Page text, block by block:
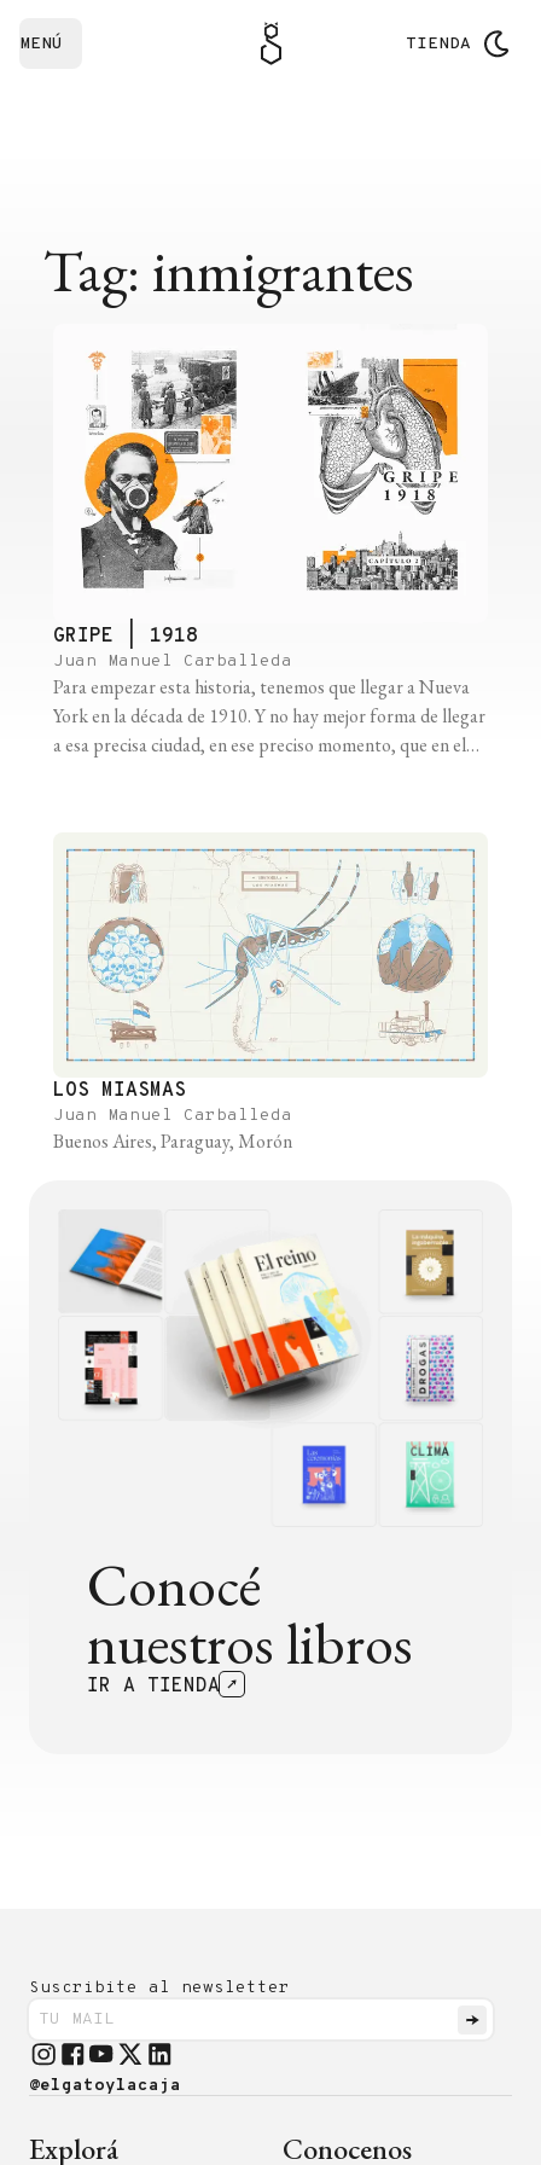
MENÚ TIENDA
Tag: inmigrantes
GRIPE | 1918
Juan Manuel Carballeda
Para empezar esta historia, tenemos que llegar a Nueva
York en la década de 1910. Y no hay mejor forma de llegar
a esa precisa ciudad, en ese preciso momento, que en el
LOS MIASMAS
Juan Manuel Carballeda
Buenos Aires, Paraguay, Morón
Conocé
nuestros libros
IR A TIENDA
Suscribite al newsletter
@elgatoylacaja
Explorá Conocenos